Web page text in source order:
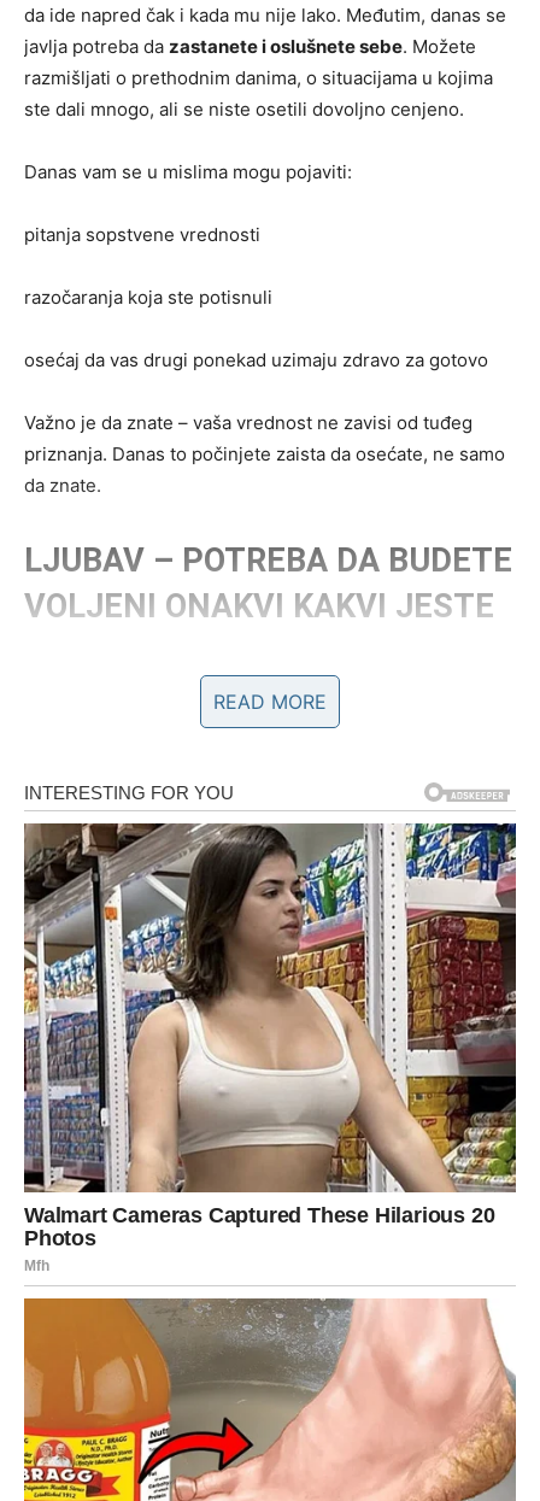
da ide napred čak i kada mu nije lako. Međutim, danas se
javlja potreba da zastanete i oslušnete sebe. Možete
razmišljati o prethodnim danima, o situacijama u kojima
ste dali mnogo, ali se niste osetili dovoljno cenjeno.
Danas vam se u mislima mogu pojaviti:
pitanja sopstvene vrednosti
razočaranja koja ste potisnuli
osećaj da vas drugi ponekad uzimaju zdravo za gotovo
Važno je da znate – vaša vrednost ne zavisi od tuđeg
priznanja. Danas to počinjete zaista da osećate, ne samo
da znate.
LJUBAV – POTREBA DA BUDETE
VOLJENI ONAKVI KAKVI JESTE
potrebu za iskrenom emocijom. Ako ste u vezi, danas
vam je važno da osetite da ste željeni, voljeni i važni – ne
partner pokazuje distancu, to vas može pogoditi više
nego inače.
Ovo je dobar dan za:
iskren, ali miran razgovor
izražavanje potreba bez ponosa
zbližavanje kroz razumevanje
Ako ste u vezi u kojoj stalno vi dajete više – danas to
postaje jasno. Ne da biste se svađali, već da bistese
zapitali da li dobijate ono što vam treba
Slobodni Lavovi danas mogu privući pažnju osobe koja ih
vidi dublje, ali mogu i shvatiti da ih površni odnosi više ne
ispunjavaju. Nećete želeti igre – želećete
pravu emociju
ili ništa
POSAO I ODGOVORNOSTI –
DOSTOJANSTVO ISPRED
READ MORE